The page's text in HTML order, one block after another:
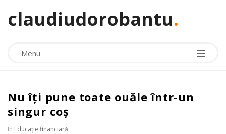
claudiudorobantu.
Menu
Nu îți pune toate ouăle într-un
singur coș
In Educație financiară